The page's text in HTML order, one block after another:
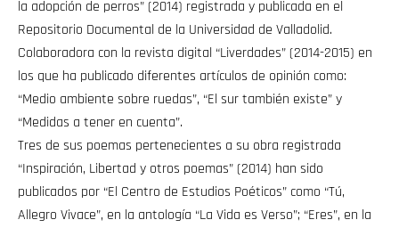
la adopción de perros” (2014) registrada y publicada en el
Repositorio Documental de la Universidad de Valladolid.
Colaboradora con la revista digital “Liverdades” (2014-2015) en
los que ha publicado diferentes artículos de opinión como:
“Medio ambiente sobre ruedas”, “El sur también existe” y
“Medidas a tener en cuenta”.
Tres de sus poemas pertenecientes a su obra registrada
“Inspiración, Libertad y otros poemas” (2014) han sido
publicados por “El Centro de Estudios Poéticos” como “Tú,
Allegro Vivace”, en la antología “La Vida es Verso”; “Eres”, en la